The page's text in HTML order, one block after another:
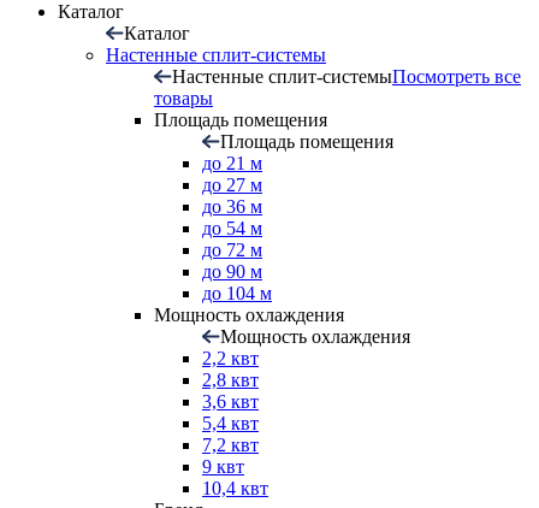
Каталог
Каталог
Настенные сплит-системы
Настенные сплит-системыПосмотреть все
товары
Площадь помещения
Площадь помещения
до 21 м
до 27 м
до 36 м
до 54 м
до 72 м
до 90 м
до 104 м
Мощность охлаждения
Мощность охлаждения
2,2 квт
2,8 квт
3,6 квт
5,4 квт
7,2 квт
9 квт
10,4 квт